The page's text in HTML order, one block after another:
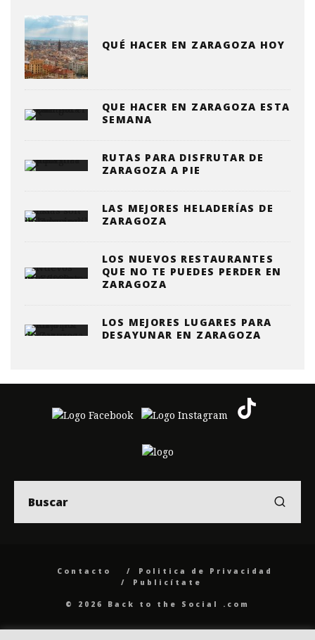
QUÉ HACER EN ZARAGOZA HOY
QUE HACER EN ZARAGOZA ESTA
SEMANA
RUTAS PARA DISFRUTAR DE
ZARAGOZA A PIE
LAS MEJORES HELADERÍAS DE
ZARAGOZA
LOS NUEVOS RESTAURANTES
QUE NO TE PUEDES PERDER EN
ZARAGOZA
LOS MEJORES LUGARES PARA
DESAYUNAR EN ZARAGOZA
Contacto
Politica de Privacidad
Publicítate
© 2026 Back to the Social .com